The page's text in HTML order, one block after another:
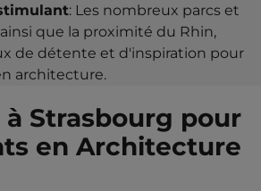
: Les nombreux parcs et
que la proximité du Rhin,
de détente et d'inspiration pour
architecture.
à Strasbourg pour
en Architecture